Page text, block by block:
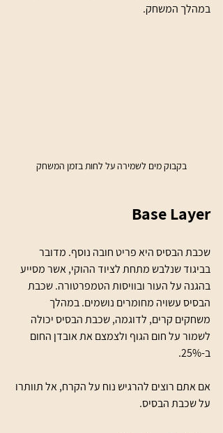
במהלך המשחק.
בקבוק מים לשמירה על לחות בזמן המשחק
Base Layer
שכבת הבסיס היא פריט חובה נוסף. מדובר
בביגוד שנלבש מתחת לציוד ההוקי, אשר מסייע
בהגנה על העור ובוויסות הטמפרטורה. שכבת
הבסיס עשויה מחומרים נושמים. במהלך
משחקים קרים, לדוגמה, שכבת הבסיס יכולה
לשמור על חום הגוף ולצמצם את אובדן החום
ב-25%.
אם אתם רוצים להרגיש נוח על הקרח, אל תוותרו
על שכבת הבסיס.